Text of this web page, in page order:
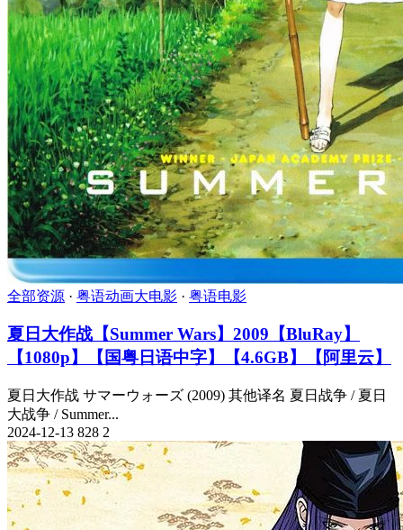
全部资源 · 粤语动画大电影 · 粤语电影
夏日大作战【Summer Wars】2009【BluRay】
【1080p】【国粤日语中字】【4.6GB】【阿里云】
夏日大作战 サマーウォーズ (2009) 其他译名 夏日战争 / 夏日
大战争 / Summer...
2024-12-13 828 2